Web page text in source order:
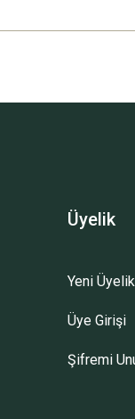
Üyelik
Yeni Üyelik
Üye Girişi
Şifremi